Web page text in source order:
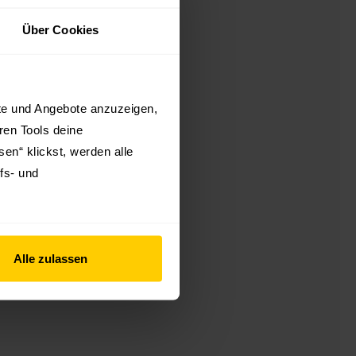
Über Cookies
und Angebote anzuzeigen,
Tools deine
klickst, werden alle
und
Alle zulassen